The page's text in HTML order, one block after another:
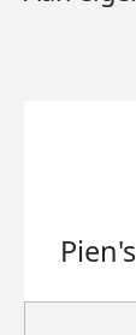
Pien's